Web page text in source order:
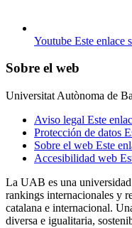
Youtube Este enlace
Sobre el web
Universitat Autònoma de
Aviso legal Este
Protección de datos
Sobre el web Este
Accesibilidad web
La UAB es una
rankings internacionales y
catalana e internacional.
diversa e igualitaria,